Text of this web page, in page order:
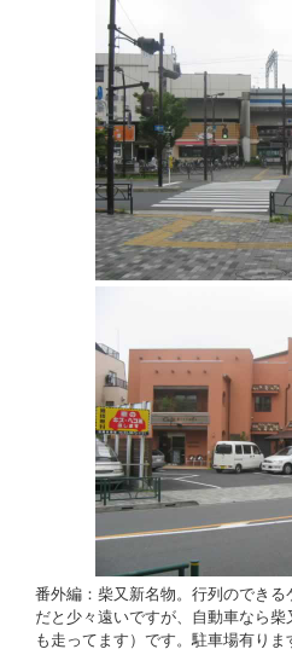
番外編：柴又新名物。行列のでき
だと少々遠いですが、自動車なら
も走ってます）です。駐車場有り